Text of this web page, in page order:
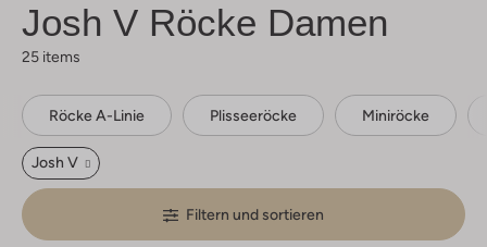
Josh V Röcke Damen
25 items
Röcke A-Linie Plisseeröcke Miniröcke
Josh V
Filtern und sortieren